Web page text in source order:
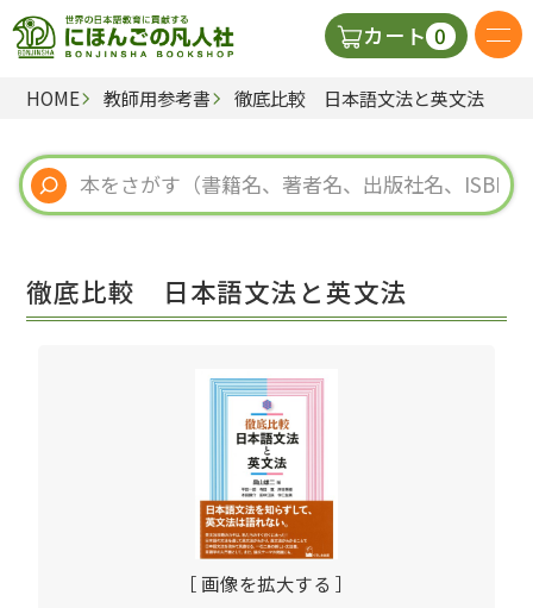
カート 0
日本語の教科書
視聴覚・補助教材
教師用参考書
HOME 教師用参考書 徹底比較 日本語文法と英文法
徹底比較 日本語文法と英文法
［ 画像を拡大する ］